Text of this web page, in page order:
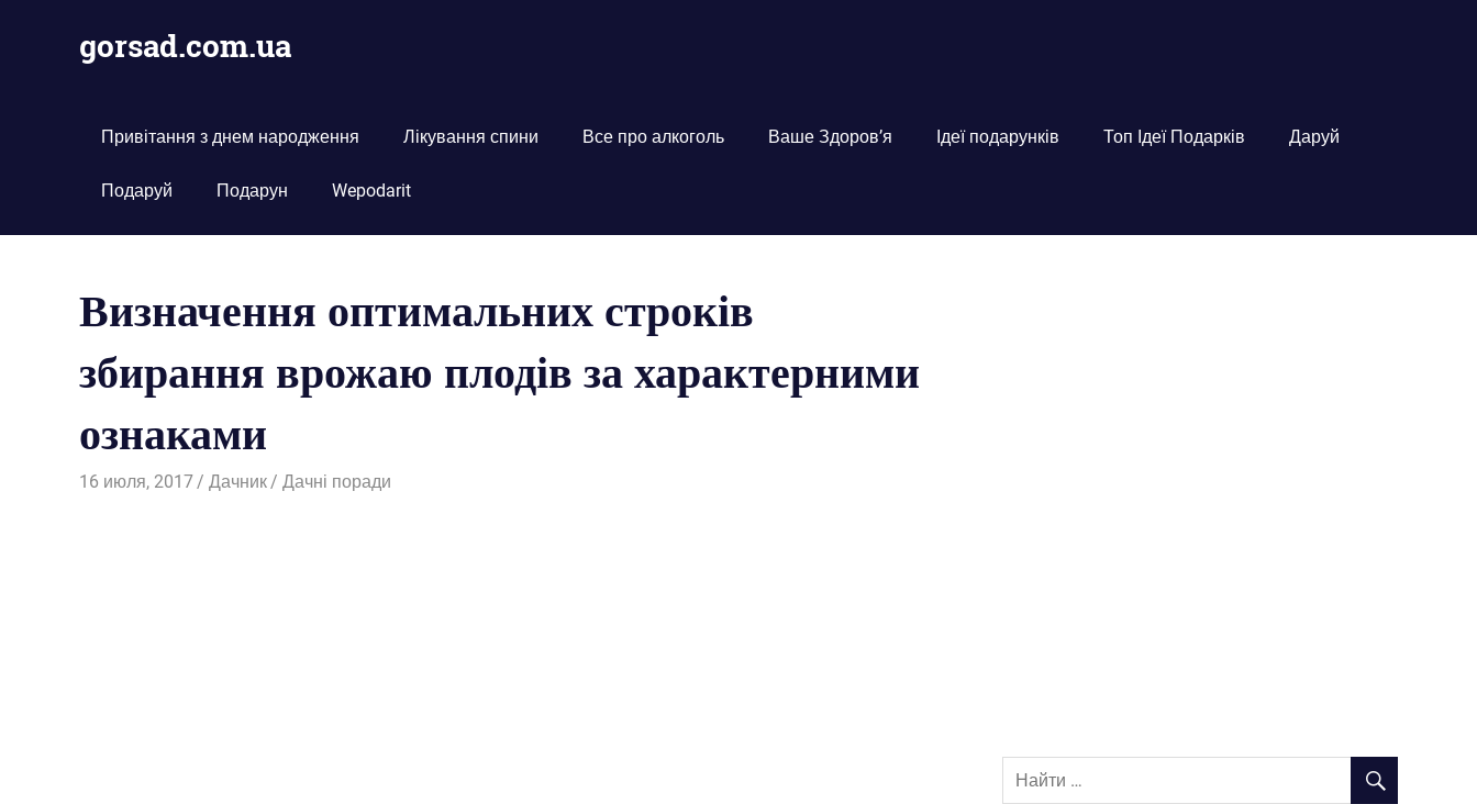
gorsad.com.ua
Привітання з днем народження Лікування спини Все про алкоголь Ваше Здоров’я Ідеї подарунків Топ Ідеї Подарків Даруй
Подаруй Подарун Wepodarit
Визначення оптимальних строків
збирання врожаю плодів за характерними
ознаками
16 июля, 2017 Дачник Дачні поради